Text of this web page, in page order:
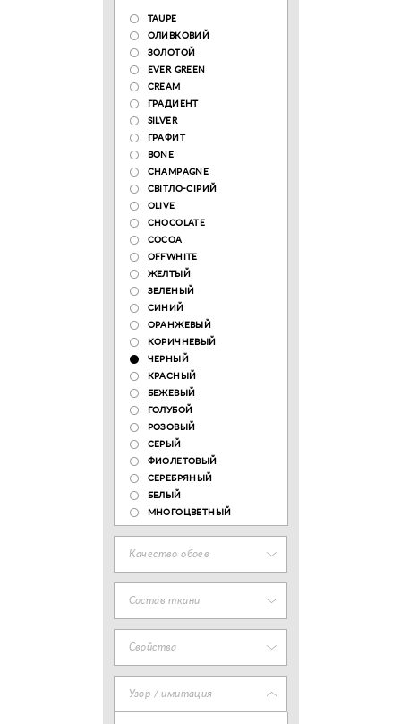
TAUPE
ОЛИВКОВИЙ
ЗОЛОТОЙ
EVER GREEN
CREAM
ГРАДИЕНТ
SILVER
ГРАФИТ
BONE
CHAMPAGNE
СВІТЛО-СІРИЙ
OLIVE
CHOCOLATE
COCOA
OFFWHITE
ЖЕЛТЫЙ
ЗЕЛЕНЫЙ
СИНИЙ
ОРАНЖЕВЫЙ
КОРИЧНЕВЫЙ
ЧЕРНЫЙ
КРАСНЫЙ
БЕЖЕВЫЙ
ГОЛУБОЙ
РОЗОВЫЙ
СЕРЫЙ
ФИОЛЕТОВЫЙ
СЕРЕБРЯНЫЙ
БЕЛЫЙ
МНОГОЦВЕТНЫЙ
Качество обоев
Состав ткани
Свойства
Узор / имитация